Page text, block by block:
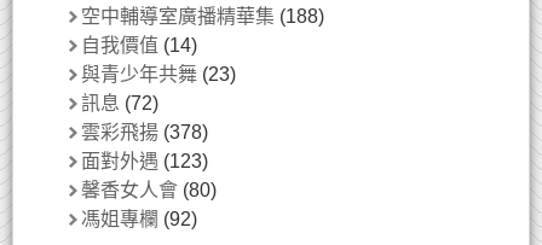
空中輔導室廣播精華集 (188)
自我價值 (14)
與青少年共舞 (23)
訊息 (72)
雲彩飛揚 (378)
面對外遇 (123)
馨香女人會 (80)
馮姐專欄 (92)